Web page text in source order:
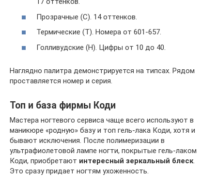
Прозрачные (С). 14 оттенков.
Термические (Т). Номера от 601-657.
Голливудские (Н). Цифры от 10 до 40.
Наглядно палитра демонстрируется на типсах. Рядом
проставляется номер и серия.
Топ и база фирмы Коди
Мастера ногтевого сервиса чаще всего используют в
маникюре «родную» базу и топ гель-лака Коди, хотя и
бывают исключения. После полимеризации в
ультрафиолетовой лампе ногти, покрытые гель-лаком
Коди, приобретают интересный зеркальный блеск
Это сразу придает ногтям ухоженность.